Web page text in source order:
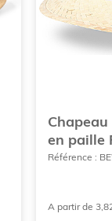
en paille
Référence :
A partir de